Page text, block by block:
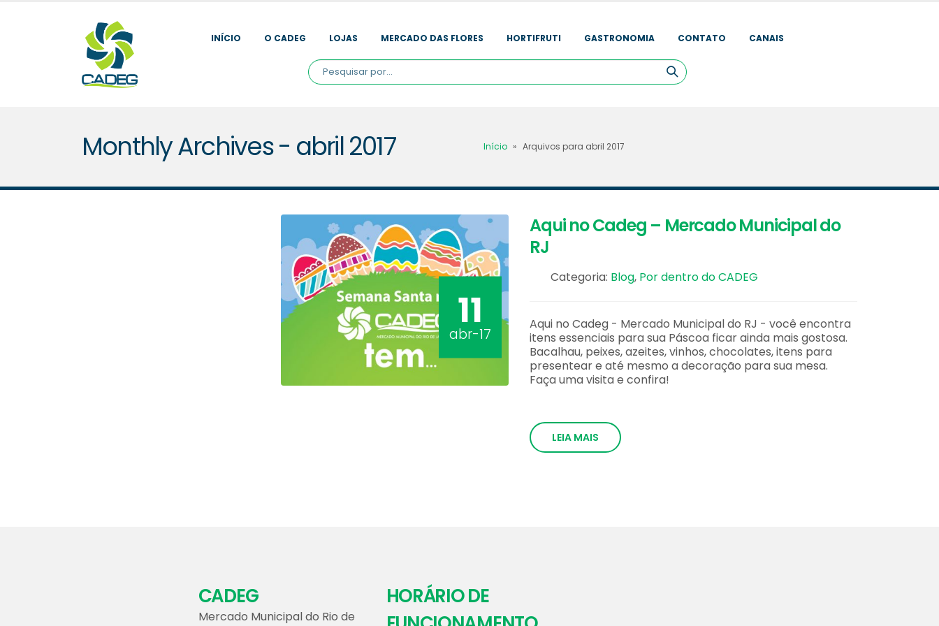
INÍCIO O CADEG LOJAS MERCADO DAS FLORES HORTIFRUTI GASTRONOMIA CONTATO CANAIS
Monthly Archives - abril 2017 Início » Arquivos para abril 2017
11
abr-17
Aqui no Cadeg – Mercado Municipal do
RJ
Categoria: Blog, Por dentro do CADEG
Aqui no Cadeg - Mercado Municipal do RJ - você encontra
itens essenciais para sua Páscoa ficar ainda mais gostosa.
Bacalhau, peixes, azeites, vinhos, chocolates, itens para
presentear e até mesmo a decoração para sua mesa.
Faça uma visita e confira!
LEIA MAIS
CADEG
Mercado Municipal do Rio de
HORÁRIO DE